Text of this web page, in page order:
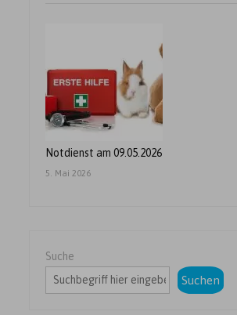
Notdienst am 09.05.2026
5. Mai 2026
Suche
Suchen